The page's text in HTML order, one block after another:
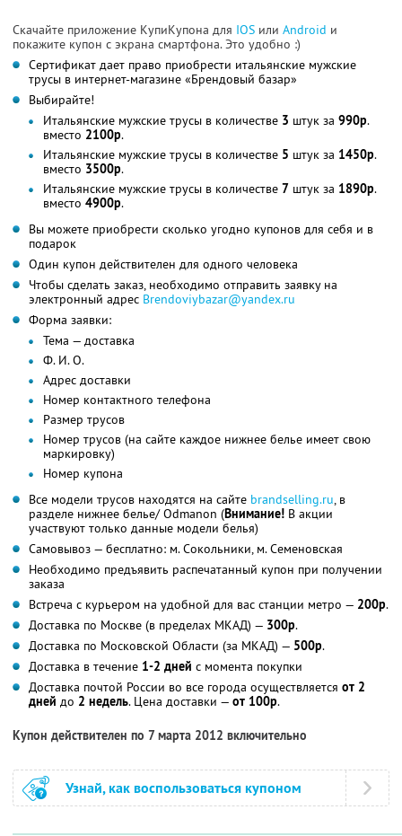
Скачайте приложение КупиКупона для IOS или Android и
покажите купон с экрана смартфона. Это удобно :)
Сертификат дает право приобрести итальянские мужские
трусы в интернет-магазине «Брендовый базар»
Выбирайте!
Итальянские мужские трусы в количестве 3 штук за 990р.
вместо 2100р.
Итальянские мужские трусы в количестве 5 штук за 1450р.
вместо 3500р.
Итальянские мужские трусы в количестве 7 штук за 1890р.
вместо 4900р.
Вы можете приобрести сколько угодно купонов для себя и в
подарок
Один купон действителен для одного человека
Чтобы сделать заказ, необходимо отправить заявку на
электронный адрес Brendoviybazar@yandex.ru
Форма заявки:
Тема — доставка
Ф. И. О.
Адрес доставки
Номер контактного телефона
Размер трусов
Номер трусов (на сайте каждое нижнее белье имеет свою
маркировку)
Номер купона
Все модели трусов находятся на сайте brandselling.ru, в
разделе нижнее белье/ Odmanon (Внимание! В акции
участвуют только данные модели белья)
Самовывоз — бесплатно: м. Сокольники, м. Семеновская
Необходимо предъявить распечатанный купон при получении
заказа
Встреча с курьером на удобной для вас станции метро — 200р.
Доставка по Москве (в пределах МКАД) — 300р.
Доставка по Московской Области (за МКАД) — 500р.
Доставка в течение 1-2 дней с момента покупки
Доставка почтой России во все города осуществляется от 2
дней до 2 недель. Цена доставки — от 100р.
Купон действителен по 7 марта 2012 включительно
Узнай, как воспользоваться купоном